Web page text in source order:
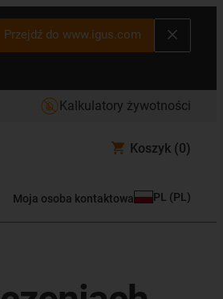
Przejdź do www.igus.com
Kalkulatory żywotności
Koszyk (0)
Moja osoba kontaktowa PL (PL )